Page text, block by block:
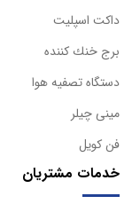
داكت اسپليت
برج خنك كننده
دستگاه تصفيه هوا
مینی چیلر
فن کویل
خدمات مشتریان